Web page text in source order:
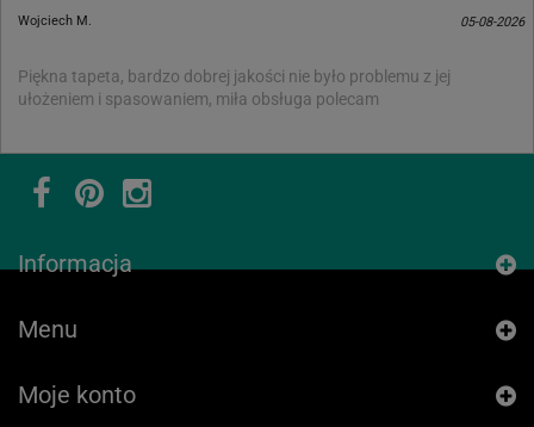
Wojciech M. 05-08-2026
Piękna tapeta, bardzo dobrej jakości nie było problemu z jej
ułożeniem i spasowaniem, miła obsługa polecam
Informacja
Menu
Moje konto